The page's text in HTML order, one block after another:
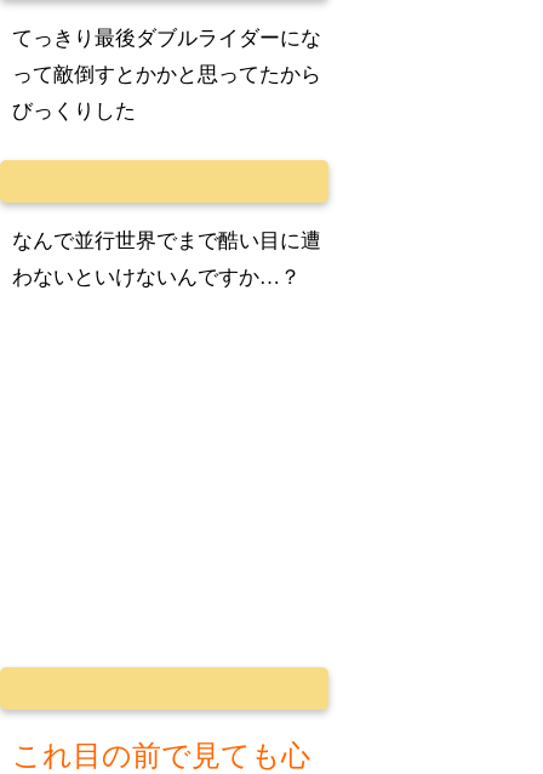
てっきり最後ダブルライダーにな
って敵倒すとかかと思ってたから
びっくりした
なんで並行世界でまで酷い目に遭
わないといけないんですか…？
これ目の前で見ても心